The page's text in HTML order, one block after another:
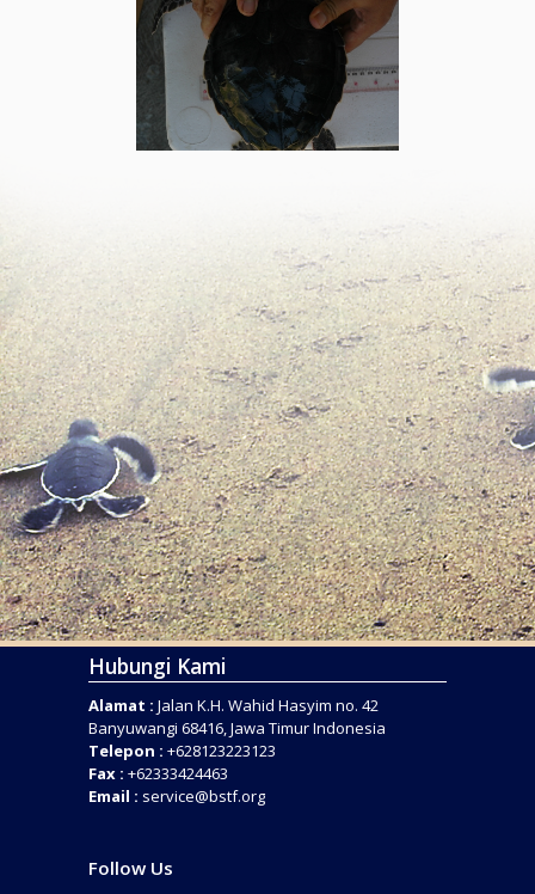
Hubungi Kami
Alamat : Jalan K.H. Wahid Hasyim no. 42
Banyuwangi 68416, Jawa Timur Indonesia
Telepon : +628123223123
Fax : +62333424463
Email : service@bstf.org
Follow Us